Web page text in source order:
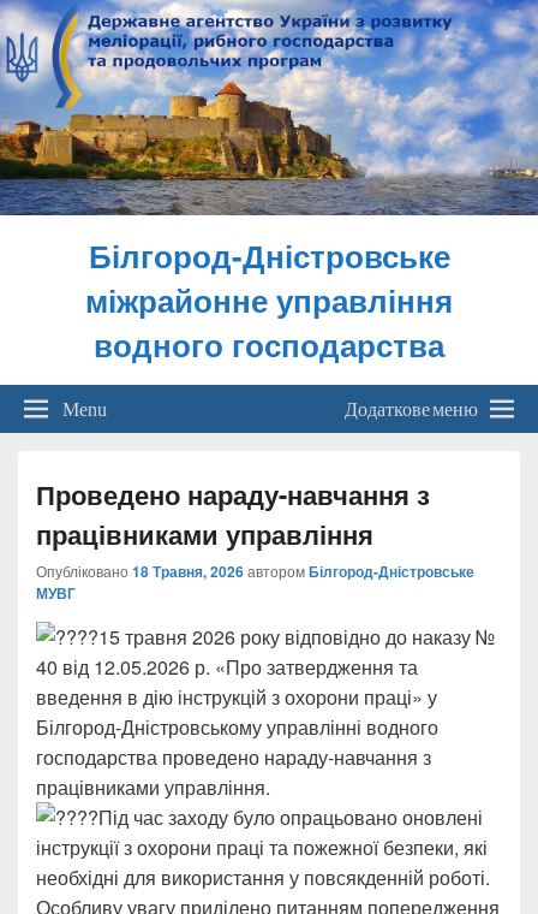
Білгород-Дністровське
міжрайонне управління
водного господарства
Menu Додаткове меню
Проведено нараду-навчання з
працівниками управління
Опубліковано 18 Травня, 2026авторомБілгород-Дністровське
МУВГ
15 травня 2026 року відповідно до наказу №
40 від 12.05.2026 р. «Про затвердження та
введення в дію інструкцій з охорони праці» у
Білгород-Дністровському управлінні водного
господарства проведено нараду-навчання з
працівниками управління.
Під час заходу було опрацьовано оновлені
інструкції з охорони праці та пожежної безпеки, які
необхідні для використання у повсякденній роботі.
Особливу увагу приділено питанням попередження